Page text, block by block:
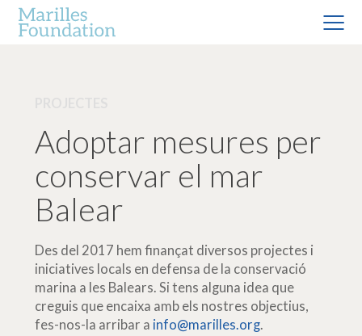
Adoptar mesures per
conservar el mar
Balear
Des del 2017 hem finançat diversos projectes i
iniciatives locals en defensa de la conservació
marina a les Balears. Si tens alguna idea que
creguis que encaixa amb els nostres objectius,
fes-nos-la arribar a info@marilles.org.